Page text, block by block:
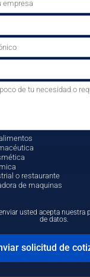
o restaurante
de maquinas
usted acepta nuestra
de datos.
solicitud de